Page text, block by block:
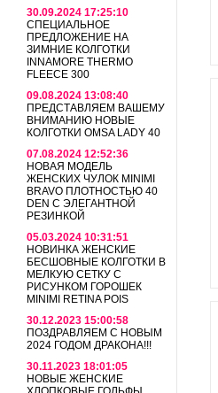
30.09.2024 17:25:10
СПЕЦИАЛЬНОЕ
ПРЕДЛОЖЕНИЕ НА
ЗИМНИЕ КОЛГОТКИ
INNAMORE THERMO
FLEECE 300
09.08.2024 13:08:40
ПРЕДСТАВЛЯЕМ ВАШЕМУ
ВНИМАНИЮ НОВЫЕ
КОЛГОТКИ OMSA LADY 40
07.08.2024 12:52:36
НОВАЯ МОДЕЛЬ
ЖЕНСКИХ ЧУЛОК MINIMI
BRAVO ПЛОТНОСТЬЮ 40
DEN С ЭЛЕГАНТНОЙ
РЕЗИНКОЙ
05.03.2024 10:31:51
НОВИНКА ЖЕНСКИЕ
БЕСШОВНЫЕ КОЛГОТКИ В
МЕЛКУЮ СЕТКУ С
РИСУНКОМ ГОРОШЕК
MINIMI RETINA POIS
30.12.2023 15:00:58
ПОЗДРАВЛЯЕМ С НОВЫМ
2024 ГОДОМ ДРАКОНА!!!
30.11.2023 18:01:05
НОВЫЕ ЖЕНСКИЕ